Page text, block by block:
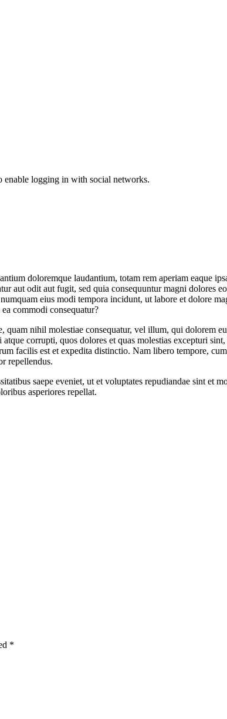
enable logging in with social networks.
doloremque laudantium, totam rem aperiam eaque
aut odit aut fugit, sed quia consequuntur magni dolores
eius modi tempora incidunt, ut labore et dolore
commodi consequatur?
quam nihil molestiae consequatur, vel illum, qui dolorem
corrupti, quos dolores et quas molestias excepturi
facilis est et expedita distinctio. Nam libero tempore,
repellendus.
saepe eveniet, ut et voluptates repudiandae sint et
asperiores repellat.
*